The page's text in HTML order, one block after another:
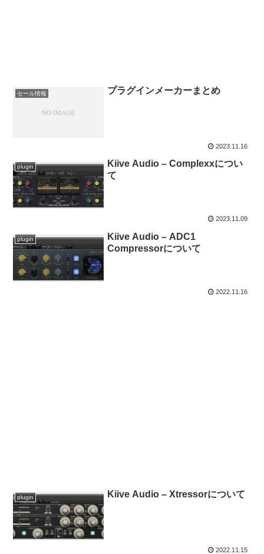
セール情報 プラグインメーカーまとめ
2023.11.16
plugin
Kiive Audio – Complexxについ
て
2023.11.09
plugin
Kiive Audio – ADC1
Compressorについて
2022.11.16
plugin Kiive Audio – Xtressorについて
2022.11.15